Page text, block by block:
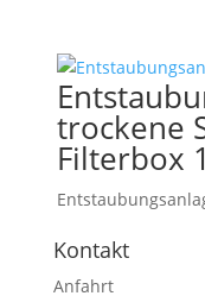
trockene
Filterbox
Kontakt
Anfahrt